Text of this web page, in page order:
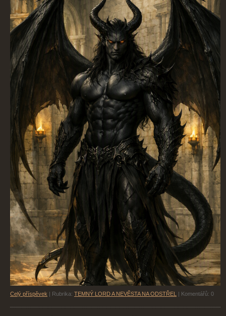
Celý příspěvek | Rubrika: TEMNÝ LORD A NEVĚSTA NA ODSTŘEL | Komentářů: 0